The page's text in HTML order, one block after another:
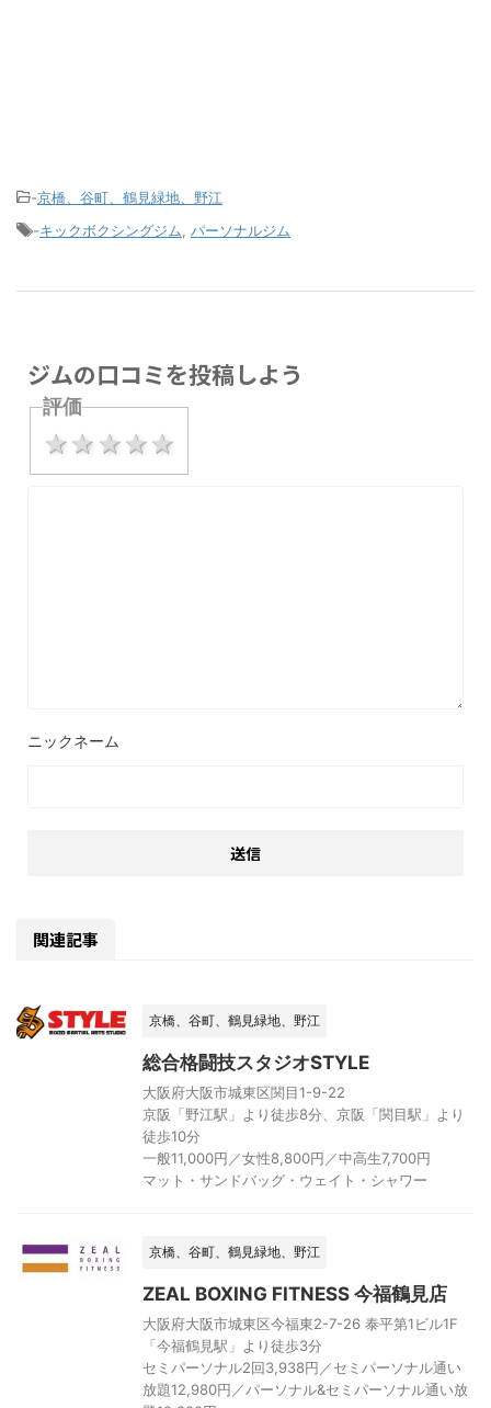
-京橋、谷町、鶴見緑地、野江
-キックボクシングジム パーソナルジム
ジムの口コミを投稿しよう
評価
4 stars
3 stars
2 stars
1 star
関連記事
京橋、谷町、鶴見緑地、野江
総合格闘技スタジオSTYLE
大阪府大阪市城東区関目1-9-22
京阪「野江駅」より徒歩8分、京阪「関目駅」より
徒歩10分
一般11,000円／女性8,800円／中高生7,700円
マット・サンドバッグ・ウェイト・シャワー
京橋、谷町、鶴見緑地、野江
ZEAL BOXING FITNESS 今福鶴見店
大阪府大阪市城東区今福東2-7-26 泰平第1ビル1F
「今福鶴見駅」より徒歩3分
セミパーソナル2回3,938円／セミパーソナル通い
放題12,980円／パーソナル&セミパーソナル通い放